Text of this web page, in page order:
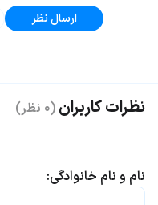
ارسال نظر
نظرات کاربران (۰ نظر)
نام و نام خانوادگی: